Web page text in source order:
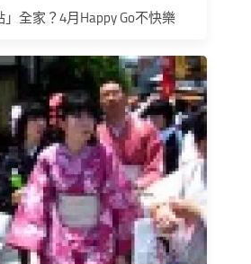
全家？4月Happy Go不快樂